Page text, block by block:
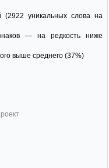
(2922 уникальных слова на
— на редкость ниже
выше среднего (37%)